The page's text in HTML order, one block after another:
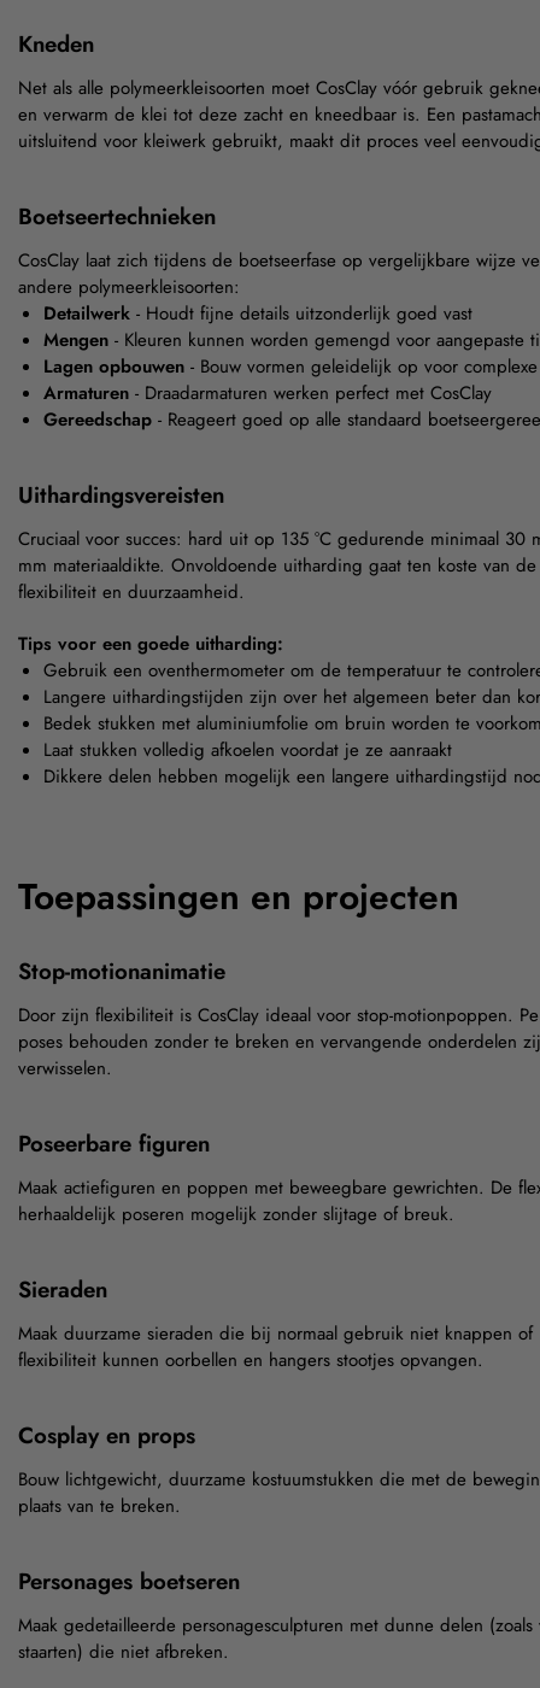
Kneden
Net als alle polymeerkleisoorten moet CosClay vóór gebruik
en verwarm de klei tot deze zacht en kneedbaar is. Een
uitsluitend voor kleiwerk gebruikt, maakt dit proces veel
Boetseertechnieken
CosClay laat zich tijdens de boetseerfase op vergelijkbare wijze
andere polymeerkleisoorten:
Detailwerk - Houdt fijne details uitzonderlijk goed vast
Mengen - Kleuren kunnen worden gemengd voor aangepaste
Lagen opbouwen - Bouw vormen geleidelijk op voor
Armaturen - Draadarmaturen werken perfect met CosClay
Gereedschap - Reageert goed op alle standaard
Uithardingsvereisten
Cruciaal voor succes: hard uit op 135 °C gedurende minimaal 30
mm materiaaldikte. Onvoldoende uitharding gaat ten koste van
flexibiliteit en duurzaamheid.
Tips voor een goede uitharding:
Gebruik een oventhermometer om de temperatuur te
Langere uithardingstijden zijn over het algemeen beter dan
Bedek stukken met aluminiumfolie om bruin worden te
Laat stukken volledig afkoelen voordat je ze aanraakt
Dikkere delen hebben mogelijk een langere uithardingstijd
Toepassingen en projecten
Stop-motionanimatie
Door zijn flexibiliteit is CosClay ideaal voor stop-motionpoppen.
poses behouden zonder te breken en vervangende onderdelen
verwisselen.
Poseerbare figuren
Maak actiefiguren en poppen met beweegbare gewrichten. De
herhaaldelijk poseren mogelijk zonder slijtage of breuk.
Sieraden
Maak duurzame sieraden die bij normaal gebruik niet knappen
flexibiliteit kunnen oorbellen en hangers stootjes opvangen.
Cosplay en props
Bouw lichtgewicht, duurzame kostuumstukken die met de
plaats van te breken.
Personages boetseren
Maak gedetailleerde personagesculpturen met dunne delen
staarten) die niet afbreken.